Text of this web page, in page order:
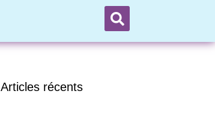
Articles récents